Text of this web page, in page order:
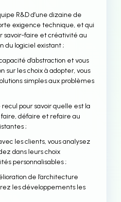
R&D d’une dizaine de
exigence technique, et qui
savoir-faire et créativité au
du logiciel existant ;
d’abstraction et vous
sur les choix à adopter, vous
simples aux problèmes
recul pour savoir quelle est la
défaire et refaire au
;
les clients, vous analysez
dans leurs choix
personnalisables ;
de l’architecture
les développements les